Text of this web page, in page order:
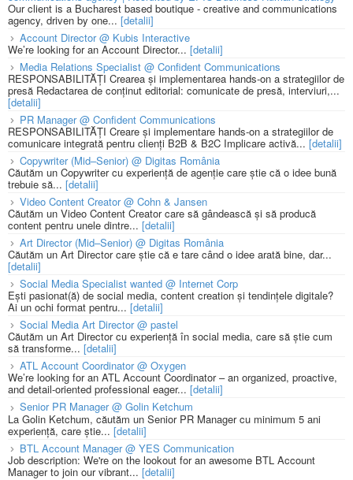
Our client is a Bucharest based boutique - creative and communications
agency, driven by one... [detalii]
Account Director @ Kubis Interactive
We’re looking for an Account Director... [detalii]
Media Relations Specialist @ Confident Communications
RESPONSABILITĂȚI Crearea și implementarea hands-on a strategiilor de
presă Redactarea de conținut editorial: comunicate de presă, interviuri,...
[detalii]
PR Manager @ Confident Communications
RESPONSABILITĂȚI Creare și implementare hands-on a strategiilor de
comunicare integrată pentru clienți B2B & B2C Implicare activă... [detalii]
Copywriter (Mid–Senior) @ Digitas România
Căutăm un Copywriter cu experiență de agenție care știe că o idee bună
trebuie să... [detalii]
Video Content Creator @ Cohn & Jansen
Căutăm un Video Content Creator care să gândească și să producă
content pentru unele dintre... [detalii]
Art Director (Mid–Senior) @ Digitas România
Căutăm un Art Director care știe că e tare când o idee arată bine, dar...
[detalii]
Social Media Specialist wanted @ Internet Corp
Ești pasionat(ă) de social media, content creation și tendințele digitale?
Ai un ochi format pentru... [detalii]
Social Media Art Director @ pastel
Căutăm un Art Director cu experiență în social media, care să știe cum
să transforme... [detalii]
ATL Account Coordinator @ Oxygen
We’re looking for an ATL Account Coordinator – an organized, proactive,
and detail-oriented professional eager... [detalii]
Senior PR Manager @ Golin Ketchum
La Golin Ketchum, căutăm un Senior PR Manager cu minimum 5 ani
experiență, care știe... [detalii]
BTL Account Manager @ YES Communication
Job description: We're on the lookout for an awesome BTL Account
Manager to join our vibrant... [detalii]